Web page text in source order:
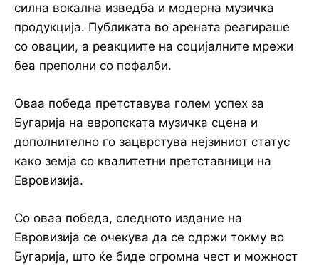
силна вокална изведба и модерна музичка
продукција. Публиката во арената реагираше
со овации, а реакциите на социјалните мрежи
беа преполни со пофалби.
Оваа победа претставува голем успех за
Бугарија на европската музичка сцена и
дополнително го зацврстува нејзиниот статус
како земја со квалитетни претставници на
Евровизија.
Со оваа победа, следното издание на
Евровизија се очекува да се одржи токму во
Бугарија, што ќе биде огромна чест и можност